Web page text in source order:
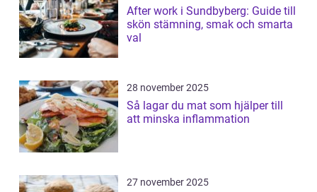
After work i Sundbyberg: Guide till
skön stämning, smak och smarta
val
28 november 2025
Så lagar du mat som hjälper till
att minska inflammation
27 november 2025